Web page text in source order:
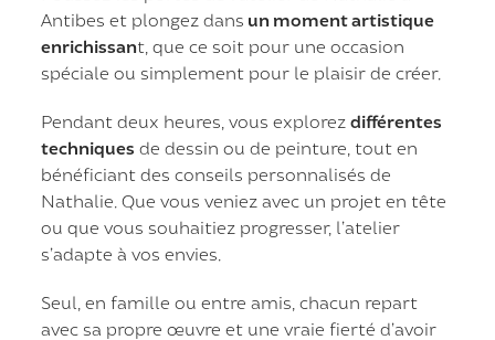
Antibes et plongez dans un moment artistique
enrichissant, que ce soit pour une occasion
spéciale ou simplement pour le plaisir de créer.
Pendant deux heures, vous explorezdifférentes
techniques de dessin ou de peinture, tout en
bénéficiant des conseils personnalisés de
Nathalie. Que vous veniez avec un projet en tête
ou que vous souhaitiez progresser, l’atelier
s’adapte à vos envies.
Seul, en famille ou entre amis, chacun repart
avec sa propre œuvre et une vraie fierté d’avoir